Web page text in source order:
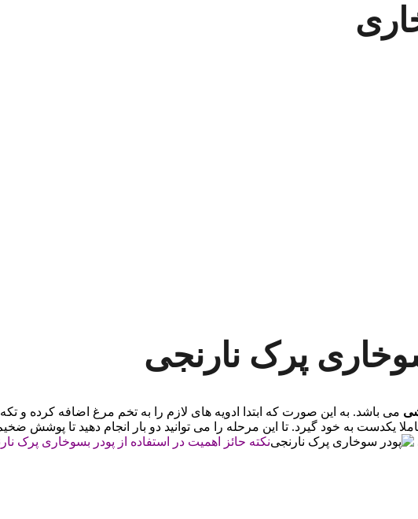
پرک نارنجی
می باشد. به این صورت که ابتدا ادویه های لازم را به تخم مرغ اضافه کرده
یکدست به خود گیرد. تا این مرحله را می توانید دو بار انجام دهید تا پوشش
نکته حائز اهمیت در استفاده از پودر بسوخاری پرک